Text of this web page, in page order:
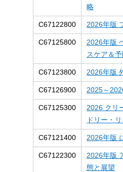
略
C67122800 2026年版
C67125800
2026年版
スケア＆
C67123800 2026年版
C67126900 2025～
C67125300
2026 クリ
ドリー・
C67121400 2026年版
C67122300
2026年版
態と展望